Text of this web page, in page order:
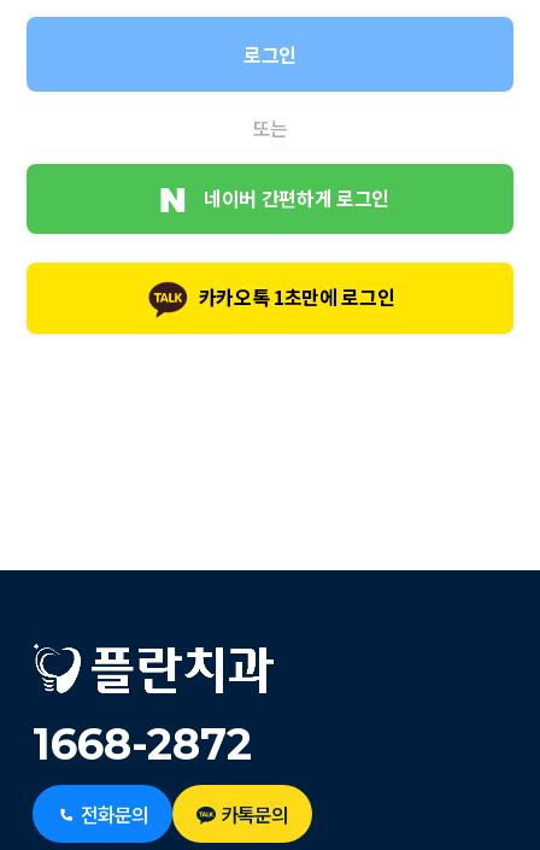
로그인
또는
네이버 간편하게 로그인
카카오톡 1초만에 로그인
1668-2872
전화문의 카톡문의